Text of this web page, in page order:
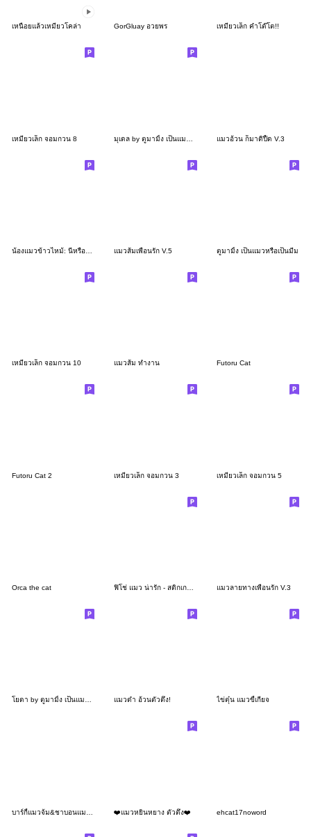
เหนื่อยแล้วเหมียวโคล่า GorGluay อวยพร เหมียวเล็ก คำโต๊โต!!
เหมียวเล็ก จอมกวน 8 แมวอ้วน ก็มาดิปื้ด V.3
แมวส้มเพื่อนรัก V.5 ตูมามิ้ง เป็นแมวหรือเป็นมีม
เหมียวเล็ก จอมกวน 10 แมวส้ม ทำงาน Futoru Cat
Futoru Cat 2 เหมียวเล็ก จอมกวน 3 เหมียวเล็ก จอมกวน 5
Orca the cat แมวลายทางเพื่อนรัก V.3
โยดา by ตูมามิ้ง เป็นแมวหรือเป็นมีม แมวดำ อ้วนตัวตึง! ไข่ตุ๋น แมวขี้เกียจ
❤️แมวหยินหยาง ตัวตึง❤️ ehcat17noword